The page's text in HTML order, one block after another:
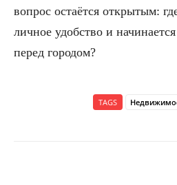
вопрос остаётся открытым:
личное удобство и
перед городом?
TAGS